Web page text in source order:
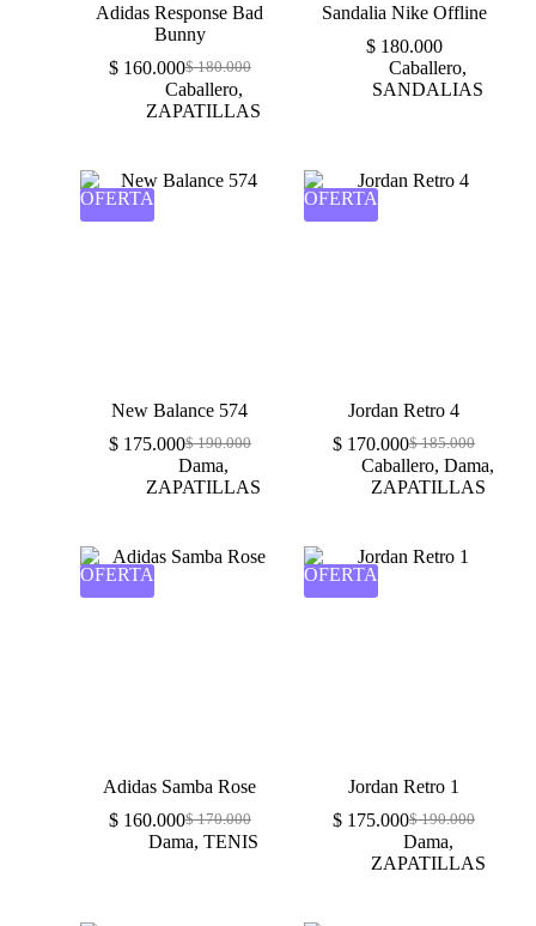
Adidas Response Bad
Bunny
$180.000
$160.000
Caballero,
ZAPATILLAS
Sandalia Nike Offline
$180.000
Caballero,
SANDALIAS
OFERTA
New Balance 574
$190.000
$175.000
Dama,
ZAPATILLAS
OFERTA
Jordan Retro 4
$185.000
$ 170.000
Caballero,Dama,
ZAPATILLAS
OFERTA
Adidas Samba Rose
$170.000
$160.000
Dama,TENIS
OFERTA
Jordan Retro 1
$190.000
$ 175.000
Dama,
ZAPATILLAS